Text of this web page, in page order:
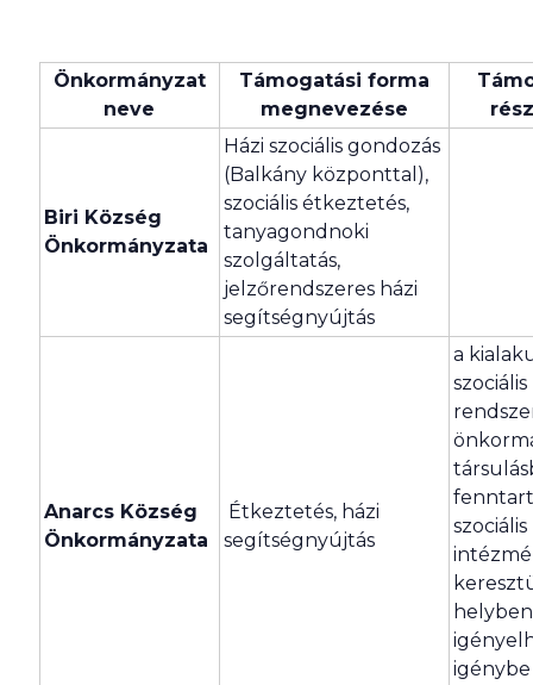
Önkormányzat
neve
Támogatási forma
megnevezése
Biri Község
Önkormányzata
Házi szociális gondozás
(Balkány központtal),
szociális étkeztetés,
tanyagondnoki
szolgáltatás,
jelzőrendszeres házi
segítségnyújtás
Anarcs Község
Önkormányzata
Étkeztetés, házi
segítségnyújtás
a
szociális
szociális
helyben